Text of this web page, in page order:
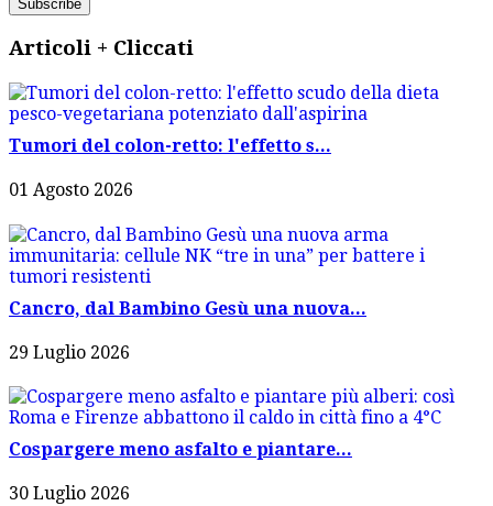
Articoli + Cliccati
Tumori del colon-retto: l'effetto s...
01 Agosto 2026
Cancro, dal Bambino Gesù una nuova...
29 Luglio 2026
Cospargere meno asfalto e piantare...
30 Luglio 2026